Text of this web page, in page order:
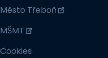
Město Třeboň
MŠMT
Cookies